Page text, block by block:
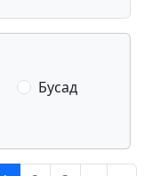
Бусад